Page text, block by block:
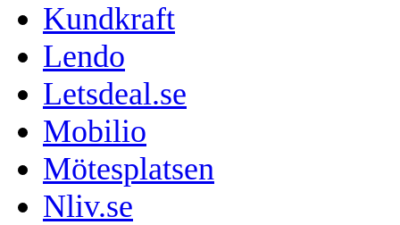
Kundkraft
Lendo
Letsdeal.se
Mobilio
Mötesplatsen
Nliv.se